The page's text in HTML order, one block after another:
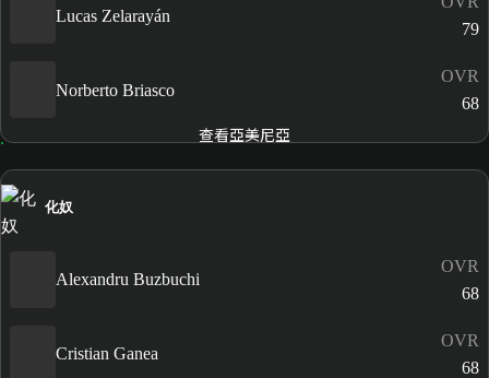
Lucas Zelarayán
79
Norberto Briasco
OVR
68
查看亞美尼亞
化奴
Alexandru Buzbuchi
OVR
68
Cristian Ganea
OVR
68